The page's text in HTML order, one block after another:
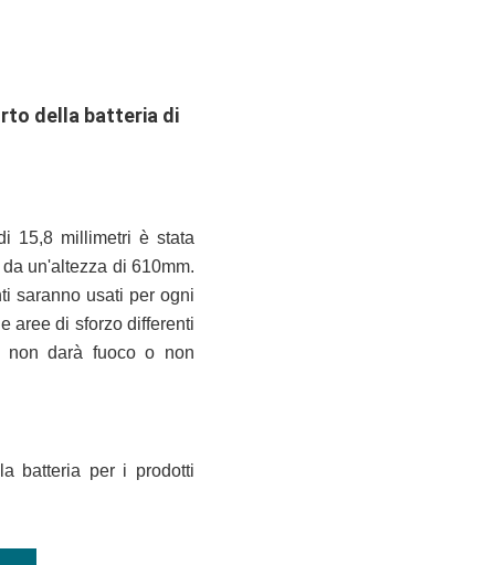
della batteria di
15,8 millimetri è stata
un'altezza di 610mm.
saranno usati per ogni
aree di sforzo differenti
non darà fuoco o non
batteria per i prodotti